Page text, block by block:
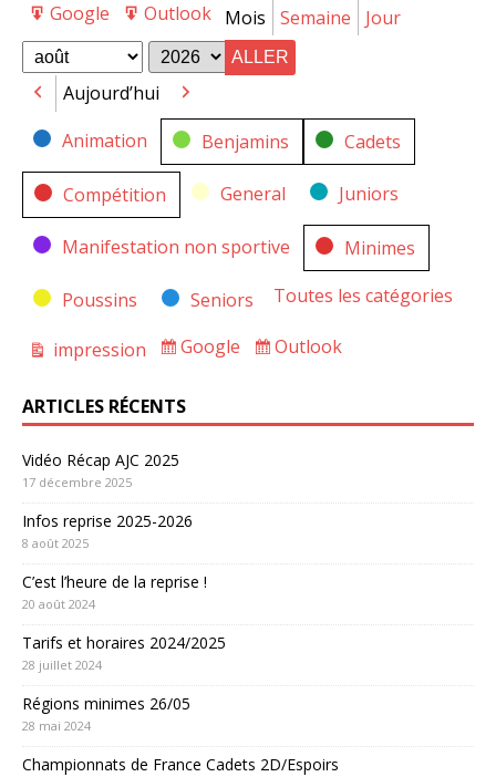
Export
for
Google
Export
for
Outlook Mois Semaine Jour
Mois
Année
Précédent
Aujourd’hui Suivant
Catégories
Animation Benjamins Cadets
Compétition General Juniors
Manifestation non sportive Minimes
Poussins Seniors Toutes les catégories
Vue
impression
Subscribe
Google
Subscribe
Outlook
ARTICLES RÉCENTS
Vidéo Récap AJC 2025
17 décembre 2025
Infos reprise 2025-2026
8 août 2025
C’est l’heure de la reprise !
20 août 2024
Tarifs et horaires 2024/2025
28 juillet 2024
Régions minimes 26/05
28 mai 2024
Championnats de France Cadets 2D/Espoirs